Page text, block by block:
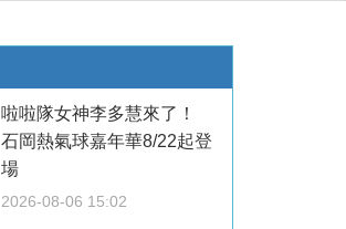
啦啦隊女神李多慧來了！
石岡熱氣球嘉年華8/22起登
場
2026-08-06 15:02